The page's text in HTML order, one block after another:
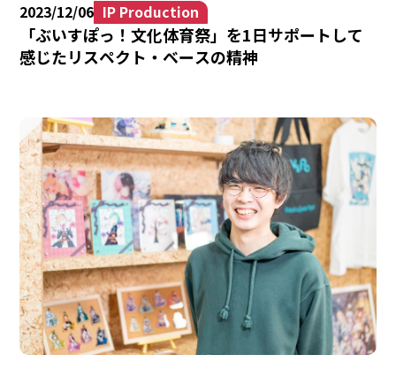
2023/12/06 IP Production
「ぶいすぽっ！文化体育祭」を1日サポートして
感じたリスペクト・ベースの精神